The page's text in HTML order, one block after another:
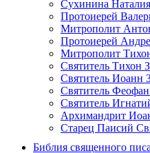
Сухинина Наталия
Протоиерей
Митрополит
Протоиерей
Митрополит
Святитель Тихон
Святитель Иоанн
Cвятитель
Святитель
Архимандрит
Старец Паисий
Библия священного